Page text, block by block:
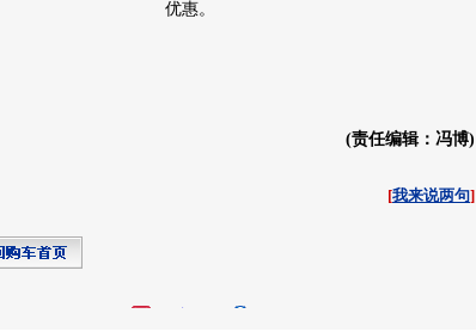
优惠。
(责任编辑：冯博)
[我来说两句]